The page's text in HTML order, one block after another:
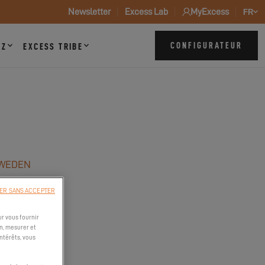
Newsletter Excess Lab MyExcess FR
EXCESS TRIBE CONFIGURATEUR
vous fournir
mesurer et
vous
SANS ACCEPTER